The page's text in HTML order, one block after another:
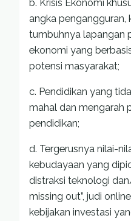
b. Krisis Ekonomi
angka pengangguran,
tumbuhnya lapangan
ekonomi yang
potensi masyarakat;
c. Pendidikan yang
mahal dan mengarah
pendidikan;
d. Tergerusnya nilai-
kebudayaan yang
distraksi teknologi
missing out”, judi
kebijakan investasi